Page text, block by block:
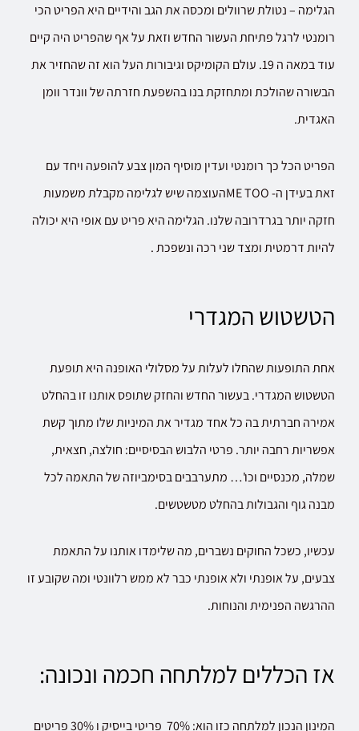
הגלימה – נטולת שרוולים ומכסה את הגב והידיים היא הפריט הכי
רומנטי לרגל פתיחת העשור החדש וזאת על אף שהפריט היה קיים
עוד במאה ה 19. עולם הקומיקס וגיבורות העל הוא זה שהחזיר את
הבשורה שהולכת ומתחזקת בנו בהשפעת חזרתה של וונדר וומן
האגדית.
הפריט הכל כך רומנטי ועדין מוסיף המון צבע להופעה ויחד עם
זאת בעידן ה- ME TOOהעוצמה שיש לגלימה מקבלת משמעות
חזקה יותר בגרדרובה שלנו. הגלימה היא פריט עם אופי היא יכולה
להיות דרמטית ומצד שני רכה ונשפכת .
הטשטוש המגדרי
אחת התופעות שהחלו לעלות על מסלולי האופנה היא תופעת
הטשטוש המגדרי. בעשור החדש והחזק שתופס אותנו זו בהחלט
אמירה חברתית בה כל אחד מגדיר את המיניות שלו מתוך קשת
אפשריות רחבה יותר. פרטי הלבוש הבסיסיים: חולצה, חצאית,
שמלה, מכנסיים וכו'… מתערבבים בסימביוזה של התאמה לכל
מבנה גוף והגבולות בהחלט מטשטשים.
עכשיו, כשכל החוקים נשברים, מה שלימדו אותנו על התאמת
צבעים, על אופנתי ולא אופנתי כבר לא ממש רלוונטי ומה שקובע זו
ההרגשה הפנימית והנוחות.
אז הכללים למלתחה חכמה ונכונה:
המינון הנכון למלתחה כזו הוא: 70% פריטי בייסיק ו 30% פריטים